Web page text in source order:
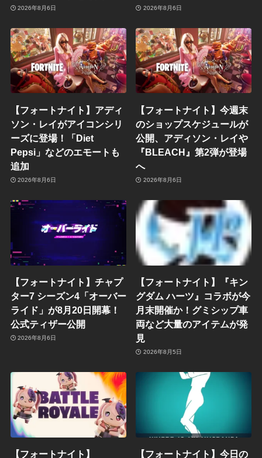
2026年8月6日 2026年8月6日
【フォートナイト】アディ
ソン・レイがアイコンシリ
ーズに登場！「Diet
Pepsi」などのエモートも
追加
2026年8月6日
【フォートナイト】今週末
のショップスケジュールが
公開、アディソン・レイや
『BLEACH』第2弾が登場
へ
2026年8月6日
【フォートナイト】チャプ
ター7 シーズン4「オーバー
ライド」が8月20日開幕！
公式ティザー公開
2026年8月6日
【フォートナイト】『キン
グダム ハーツ』コラボが今
月末開催か！グミシップ車
両など大量のアイテムが発
見
2026年8月5日
【フォートナイト】 【フォートナイト】今日の